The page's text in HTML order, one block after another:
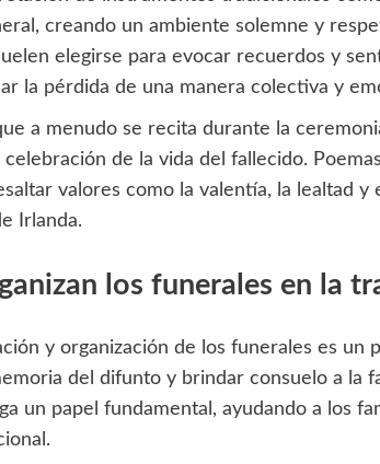
creando un ambiente solemne y
elegirse para evocar recuerdos y
la pérdida de una manera colectiva y
a menudo se recita durante la
de la vida del fallecido.
valores como la valentía, la lealtad y
Irlanda.
los funerales en la
y organización de los funerales es un
del difunto y brindar consuelo a la
un papel fundamental, ayudando a los